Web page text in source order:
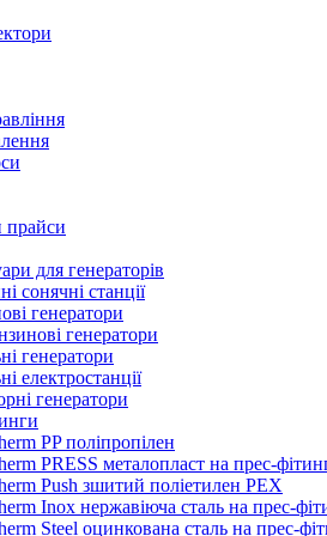
прайси
для генераторів
сонячні станції
генератори
генератори
генератори
електростанції
генератори
PP поліпропілен
PRESS металопласт на прес-
Push зшитий поліетилен PEX
Inox нержавіюча сталь на прес-
Steel оцинкована сталь на прес-